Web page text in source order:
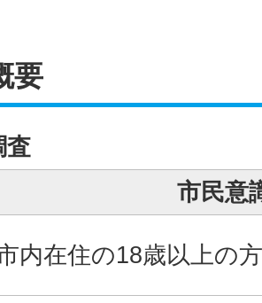
要
査
市民意
内在住の18歳以上の